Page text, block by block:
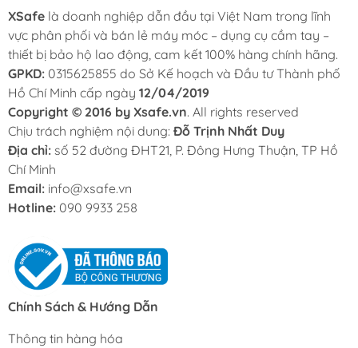
XSafe là doanh nghiệp dẫn đầu tại Việt Nam trong lĩnh
vực phân phối và bán lẻ máy móc – dụng cụ cầm tay –
thiết bị bảo hộ lao động, cam kết 100% hàng chính hãng.
GPKD: 0315625855 do Sở Kế hoạch và Đầu tư Thành phố
Hồ Chí Minh cấp ngày 12/04/2019
Copyright © 2016 by Xsafe.vn. All rights reserved
Chịu trách nghiệm nội dung: Đỗ Trịnh Nhất Duy
Địa chỉ: số 52 đường ĐHT21, P. Đông Hưng Thuận, TP Hồ
Chí Minh
Email: info@xsafe.vn
Hotline: 090 9933 258
Chính Sách & Hướng Dẫn
Thông tin hàng hóa